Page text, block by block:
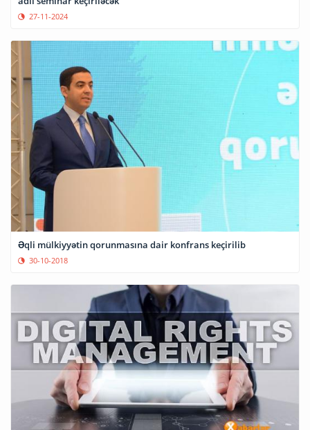
27-11-2024
Əqli mülkiyyətin qorunmasına dair konfrans keçirilib
30-10-2018